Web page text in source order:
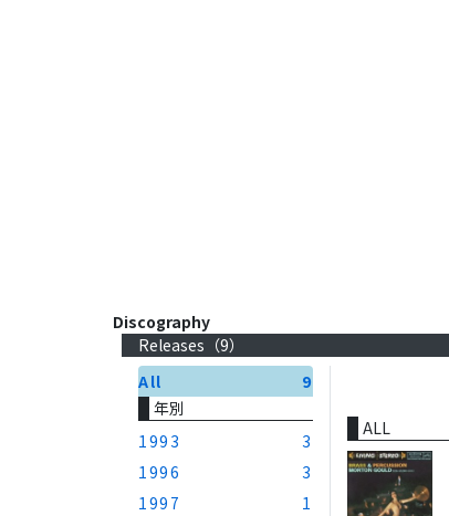
Discography
Releases（9）
All
9
年別
1993
3
1996
3
1997
1
ALL